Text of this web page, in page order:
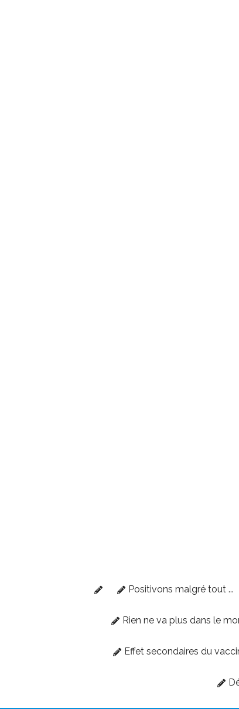
Positivons malgré tout ...
Rien ne va plus dans le
Effet secondaires du